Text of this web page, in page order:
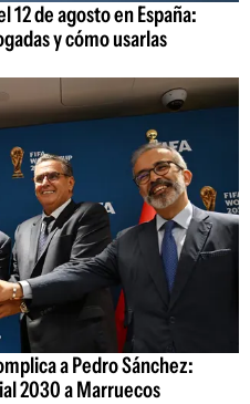
12 de agosto en España:
y cómo usarlas
a Pedro Sánchez:
2030 a Marruecos